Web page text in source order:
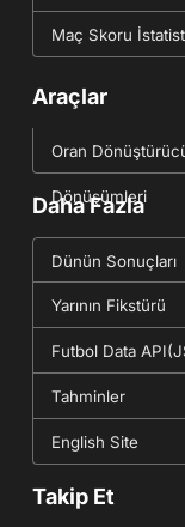
Maç Skoru
Araçlar
Oran
Dönüşümleri
Daha Fazla
Dünün Sonuçları
Yarının Fikstürü
Futbol Data
Tahminler
English Site
Takip Et